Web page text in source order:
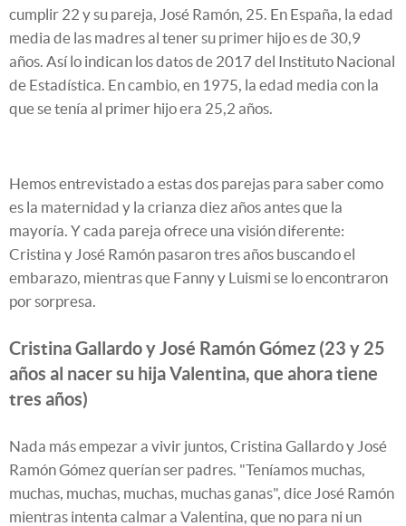
cumplir 22 y su pareja, José Ramón, 25. En España, la edad
media de las madres al tener su primer hijo es de 30,9
años. Así lo indican los datos de 2017 del Instituto Nacional
de Estadística. En cambio, en 1975, la edad media con la
que se tenía al primer hijo era 25,2 años.
Hemos entrevistado a estas dos parejas para saber como
es la maternidad y la crianza diez años antes que la
mayoría. Y cada pareja ofrece una visión diferente:
Cristina y José Ramón pasaron tres años buscando el
embarazo, mientras que Fanny y Luismi se lo encontraron
por sorpresa.
Cristina Gallardo y José Ramón Gómez (23 y 25
años al nacer su hija Valentina, que ahora tiene
tres años)
Nada más empezar a vivir juntos, Cristina Gallardo y José
Ramón Gómez querían ser padres. "Teníamos muchas,
muchas, muchas, muchas, muchas ganas", dice José Ramón
mientras intenta calmar a Valentina, que no para ni un